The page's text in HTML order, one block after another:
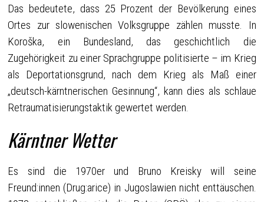
Das bedeutete, dass 25 Prozent der Bevölkerung eines
Ortes zur slowenischen Volksgruppe zählen musste. In
Koroška, ein Bundesland, das geschichtlich die
Zugehörigkeit zu einer Sprachgruppe politisierte – im Krieg
als Deportationsgrund, nach dem Krieg als Maß einer
„deutsch-kärntnerischen Gesinnung“, kann dies als schlaue
Retraumatisierungstaktik gewertet werden.
Kärntner Wetter
Es sind die 1970er und Bruno Kreisky will seine
Freund:innen (Drug:arice) in Jugoslawien nicht enttäuschen.